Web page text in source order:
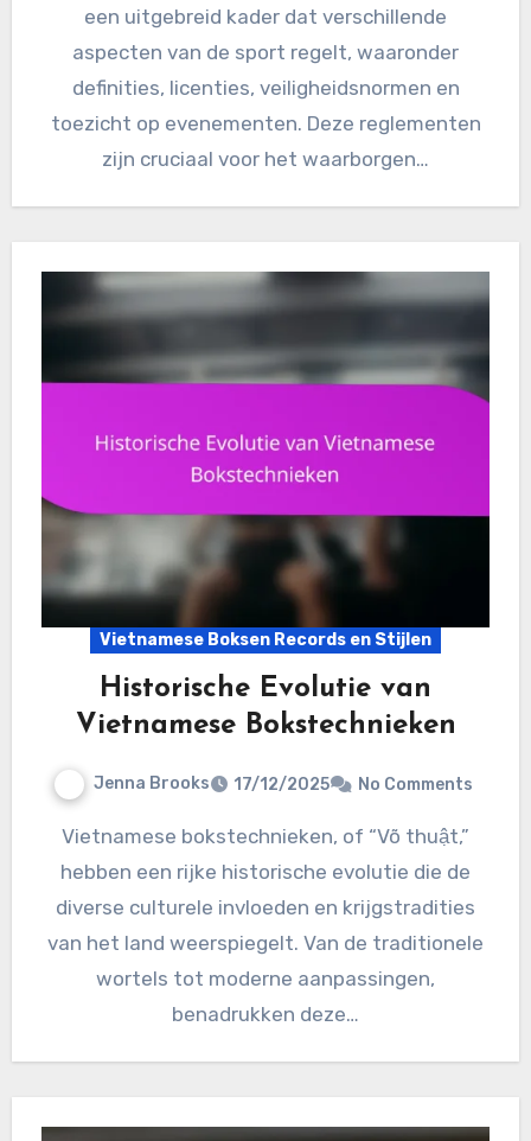
een uitgebreid kader dat verschillende
aspecten van de sport regelt, waaronder
definities, licenties, veiligheidsnormen en
toezicht op evenementen. Deze reglementen
zijn cruciaal voor het waarborgen…
Vietnamese Boksen Records en Stijlen
Historische Evolutie van
Vietnamese Bokstechnieken
Jenna Brooks 17/12/2025 No Comments
Vietnamese bokstechnieken, of “Võ thuật,”
hebben een rijke historische evolutie die de
diverse culturele invloeden en krijgstradities
van het land weerspiegelt. Van de traditionele
wortels tot moderne aanpassingen,
benadrukken deze…